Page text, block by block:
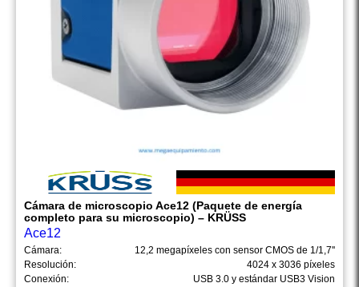
Cámara de microscopio Ace12 (Paquete de energía
completo para su microscopio) – KRÜSS
Ace12
Cámara:
12,2 megapíxeles con sensor CMOS de 1/1,7''
Resolución:
4024 x 3036 píxeles
Conexión:
USB 3.0 y estándar USB3 Vision